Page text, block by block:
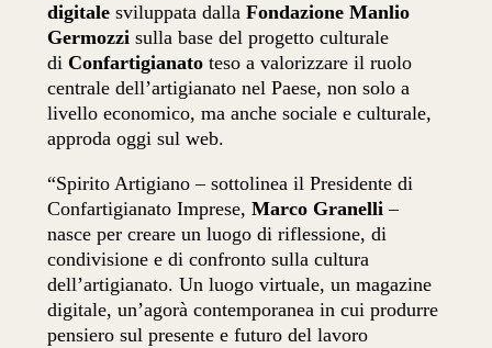
digitale sviluppata dallaFondazione Manlio
Germozzi sulla base del progetto culturale
di Confartigianato teso a valorizzare il ruolo
centrale dell’artigianato nel Paese, non solo a
livello economico, ma anche sociale e culturale,
approda oggi sul web.
“Spirito Artigiano – sottolinea il Presidente di
Confartigianato Imprese,Marco Granelli –
nasce per creare un luogo di riflessione, di
condivisione e di confronto sulla cultura
dell’artigianato. Un luogo virtuale, un magazine
digitale, un’agorà contemporanea in cui produrre
pensiero sul presente e futuro del lavoro